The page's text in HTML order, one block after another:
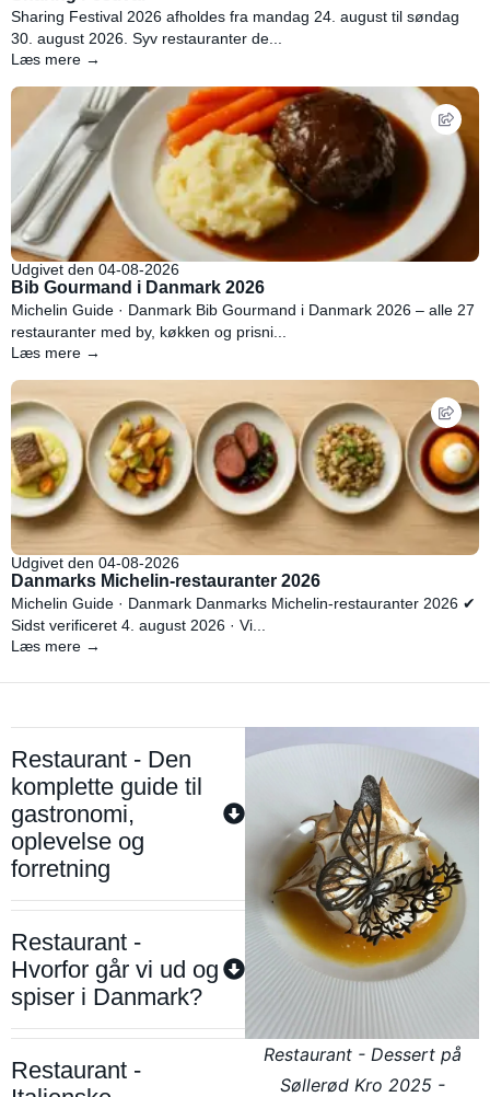
Sharing Festival 2026 afholdes fra mandag 24. august til søndag
30. august 2026. Syv restauranter de...
Læs mere →
Udgivet den 04-08-2026
Bib Gourmand i Danmark 2026
Michelin Guide · Danmark Bib Gourmand i Danmark 2026 – alle 27
restauranter med by, køkken og prisni...
Læs mere →
Udgivet den 04-08-2026
Danmarks Michelin-restauranter 2026
Michelin Guide · Danmark Danmarks Michelin-restauranter 2026 ✔
Sidst verificeret 4. august 2026 · Vi...
Læs mere →
Restaurant - Den
komplette guide til
gastronomi,
oplevelse og
forretning
Restaurant -
Hvorfor går vi ud og
spiser i Danmark?
Restaurant -
Restaurant - Dessert på
Søllerød Kro 2025 -